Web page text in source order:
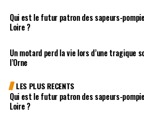
Qui est le futur patron des sapeurs-
Loire ?
Un motard perd la vie lors d’une tragique
l’Orne
LES PLUS RECENTS
Qui est le futur patron des sapeurs-
Loire ?